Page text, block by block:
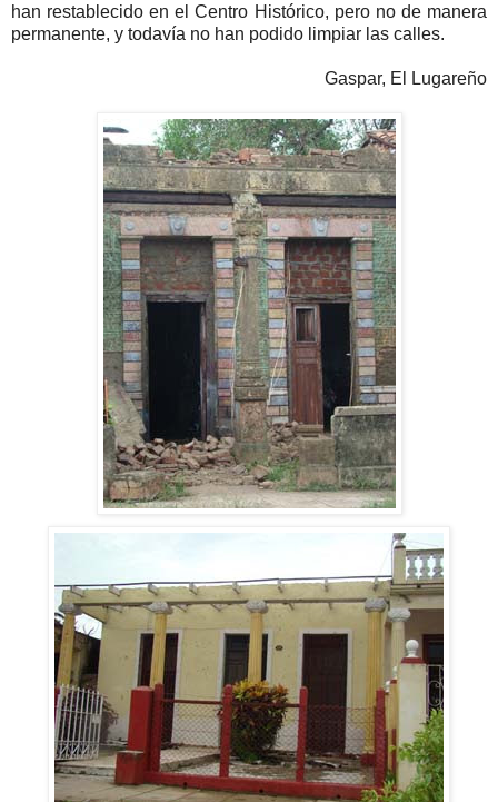
han restablecido en el Centro Histórico, pero no de manera
permanente, y todavía no han podido limpiar las calles.
Gaspar, El Lugareño